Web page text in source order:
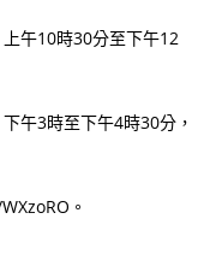
午10時30分至下午12
午3時至下午4時30分，
。